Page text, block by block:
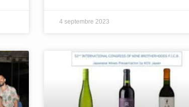
4 septembre 2023